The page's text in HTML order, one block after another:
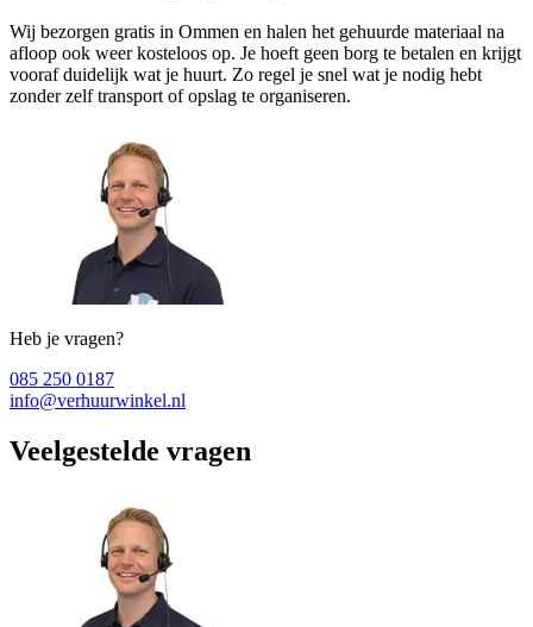
Wij bezorgen gratis in Ommen en halen het gehuurde materiaal na
afloop ook weer kosteloos op. Je hoeft geen borg te betalen en krijgt
vooraf duidelijk wat je huurt. Zo regel je snel wat je nodig hebt
zonder zelf transport of opslag te organiseren.
Heb je vragen?
085 250 0187
info@verhuurwinkel.nl
Veelgestelde vragen